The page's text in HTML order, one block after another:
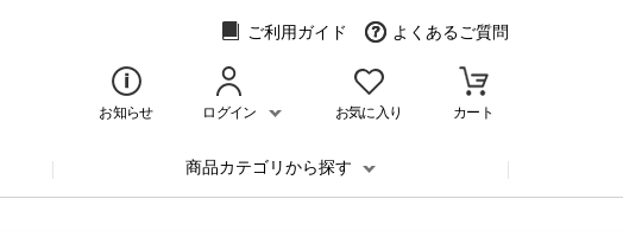
ご利用ガイド よくあるご質問
お知らせ ログイン お気に入り カート
商品カテゴリから探す